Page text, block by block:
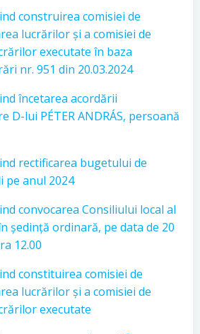
construirea comisiei de
lucrărilor și a comisiei de
executate în baza
nr. 951 din 20.03.2024
încetarea acordării
D-lui PÉTER ANDRÁS, persoană
rectificarea bugetului de
pe anul 2024
convocarea Consiliului local al
ședință ordinară, pe data de 20
12.00
constituirea comisiei de
lucrărilor și a comisiei de
executate